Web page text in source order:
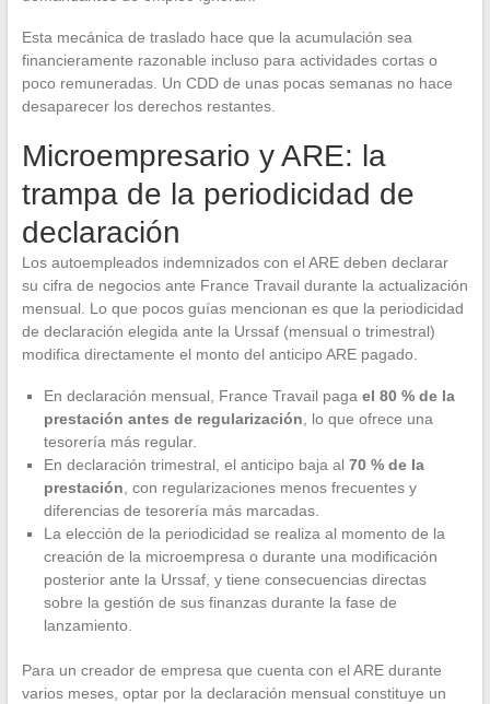
Esta mecánica de traslado hace que la acumulación sea
financieramente razonable incluso para actividades cortas o
poco remuneradas. Un CDD de unas pocas semanas no hace
desaparecer los derechos restantes.
Microempresario y ARE: la
trampa de la periodicidad de
declaración
Los autoempleados indemnizados con el ARE deben declarar
su cifra de negocios ante France Travail durante la actualización
mensual. Lo que pocos guías mencionan es que la periodicidad
de declaración elegida ante la Urssaf (mensual o trimestral)
modifica directamente el monto del anticipo ARE pagado.
En declaración mensual, France Travail paga el 80 % de la
prestación antes de regularización , lo que ofrece una
tesorería más regular.
En declaración trimestral, el anticipo baja al 70 % de la
prestación , con regularizaciones menos frecuentes y
diferencias de tesorería más marcadas.
La elección de la periodicidad se realiza al momento de la
creación de la microempresa o durante una modificación
posterior ante la Urssaf, y tiene consecuencias directas
sobre la gestión de sus finanzas durante la fase de
lanzamiento.
Para un creador de empresa que cuenta con el ARE durante
varios meses, optar por la declaración mensual constituye un